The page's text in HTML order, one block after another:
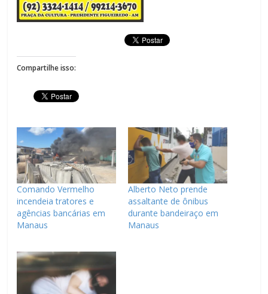
Compartilhe isso:
Comando Vermelho
incendeia tratores e
agências bancárias em
Manaus
Alberto Neto prende
assaltante de ônibus
durante bandeiraço em
Manaus